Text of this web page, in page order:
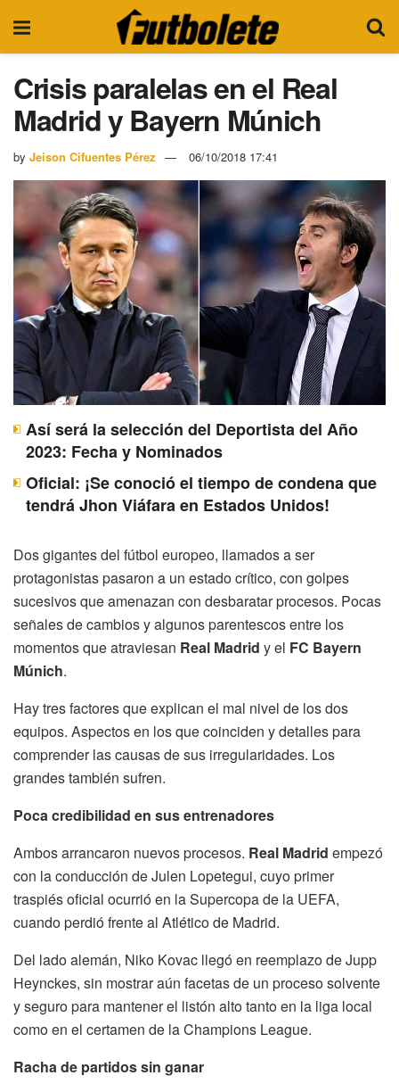
Crisis paralelas en el Real
Madrid y Bayern Múnich
by Jeison Cifuentes Pérez 06/10/2018 17:41
Así será la selección del Deportista del Año
2023: Fecha y Nominados
Oficial: ¡Se conoció el tiempo de condena que
tendrá Jhon Viáfara en Estados Unidos!
Dos gigantes del fútbol europeo, llamados a ser
protagonistas pasaron a un estado crítico, con golpes
sucesivos que amenazan con desbaratar procesos. Pocas
señales de cambios y algunos parentescos entre los
momentos que atraviesan Real Madrid y el FC Bayern
Múnich.
Hay tres factores que explican el mal nivel de los dos
equipos. Aspectos en los que coinciden y detalles para
comprender las causas de sus irregularidades. Los
grandes también sufren.
Poca credibilidad en sus entrenadores
Ambos arrancaron nuevos procesos. Real Madrid empezó
con la conducción de Julen Lopetegui, cuyo primer
traspiés oficial ocurrió en la Supercopa de la UEFA,
cuando perdió frente al Atlético de Madrid.
Del lado alemán, Niko Kovac llegó en reemplazo de Jupp
Heynckes, sin mostrar aún facetas de un proceso solvente
y seguro para mantener el listón alto tanto en la liga local
como en el certamen de la Champions League.
Racha de partidos sin ganar